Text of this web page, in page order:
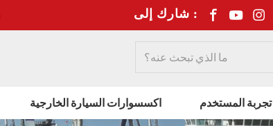
شارك إلى :
اكسسوارات السيارة الخارجية تجربة المستخدم